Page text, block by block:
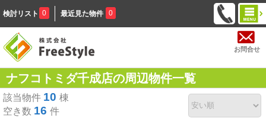
検討リスト 0 最近見た物件 0
お問合せ
ナフコトミダ千成店の周辺物件一覧
該当物件 10 棟
空き数 16 件